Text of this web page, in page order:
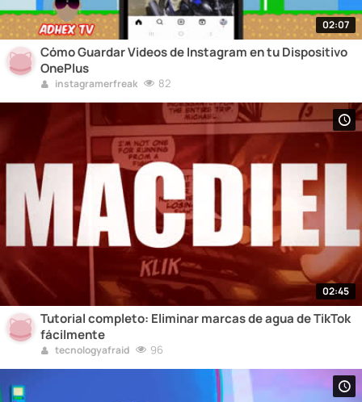
02:07
Cómo Guardar Videos de Instagram en tu Dispositivo
OnePlus
instagramerfreak 82
02:45
Tutorial completo: Eliminar marcas de agua de TikTok
fácilmente
tecnologyafraid 96